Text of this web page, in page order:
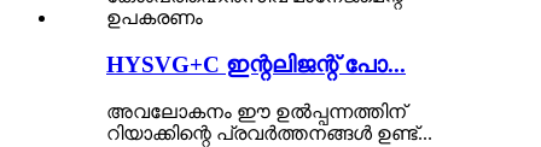
HYSVG+C ഇന്റലിജന്റ് പോ...
അവലോകനം ഈ ഉൽപ്പന്നത്തിന്
റിയാക്കിന്റെ പ്രവർത്തനങ്ങൾ ഉണ്ട്...